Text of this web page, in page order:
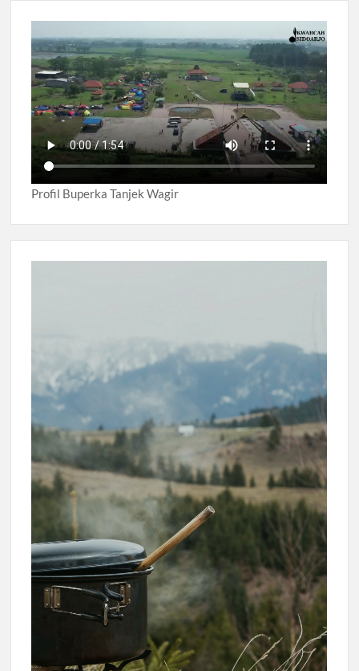
Profil Buperka Tanjek Wagir